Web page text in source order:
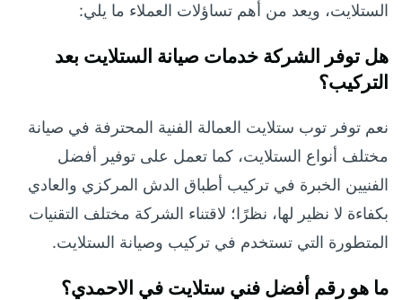
الستلايت، ويعد من أهم تساؤلات العملاء ما يلي:
هل توفر الشركة خدمات صيانة الستلايت بعد
التركيب؟
نعم توفر توب ستلايت العمالة الفنية المحترفة في صيانة
مختلف أنواع الستلايت، كما تعمل على توفير أفضل
الفنيين الخبرة في تركيب أطباق الدش المركزي والعادي
بكفاءة لا نظير لها، نظرًا؛ لاقتناء الشركة مختلف التقنيات
المتطورة التي تستخدم في تركيب وصيانة الستلايت.
ما هو رقم أفضل فني ستلايت في الاحمدي؟